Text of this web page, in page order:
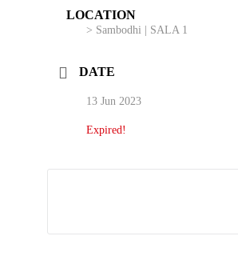
LOCATION
> Sambodhi | SALA 1
DATE
13 Jun 2023
Expired!